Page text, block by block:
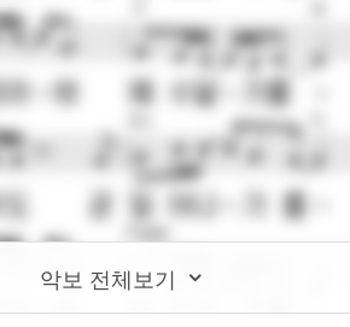
악보 전체보기